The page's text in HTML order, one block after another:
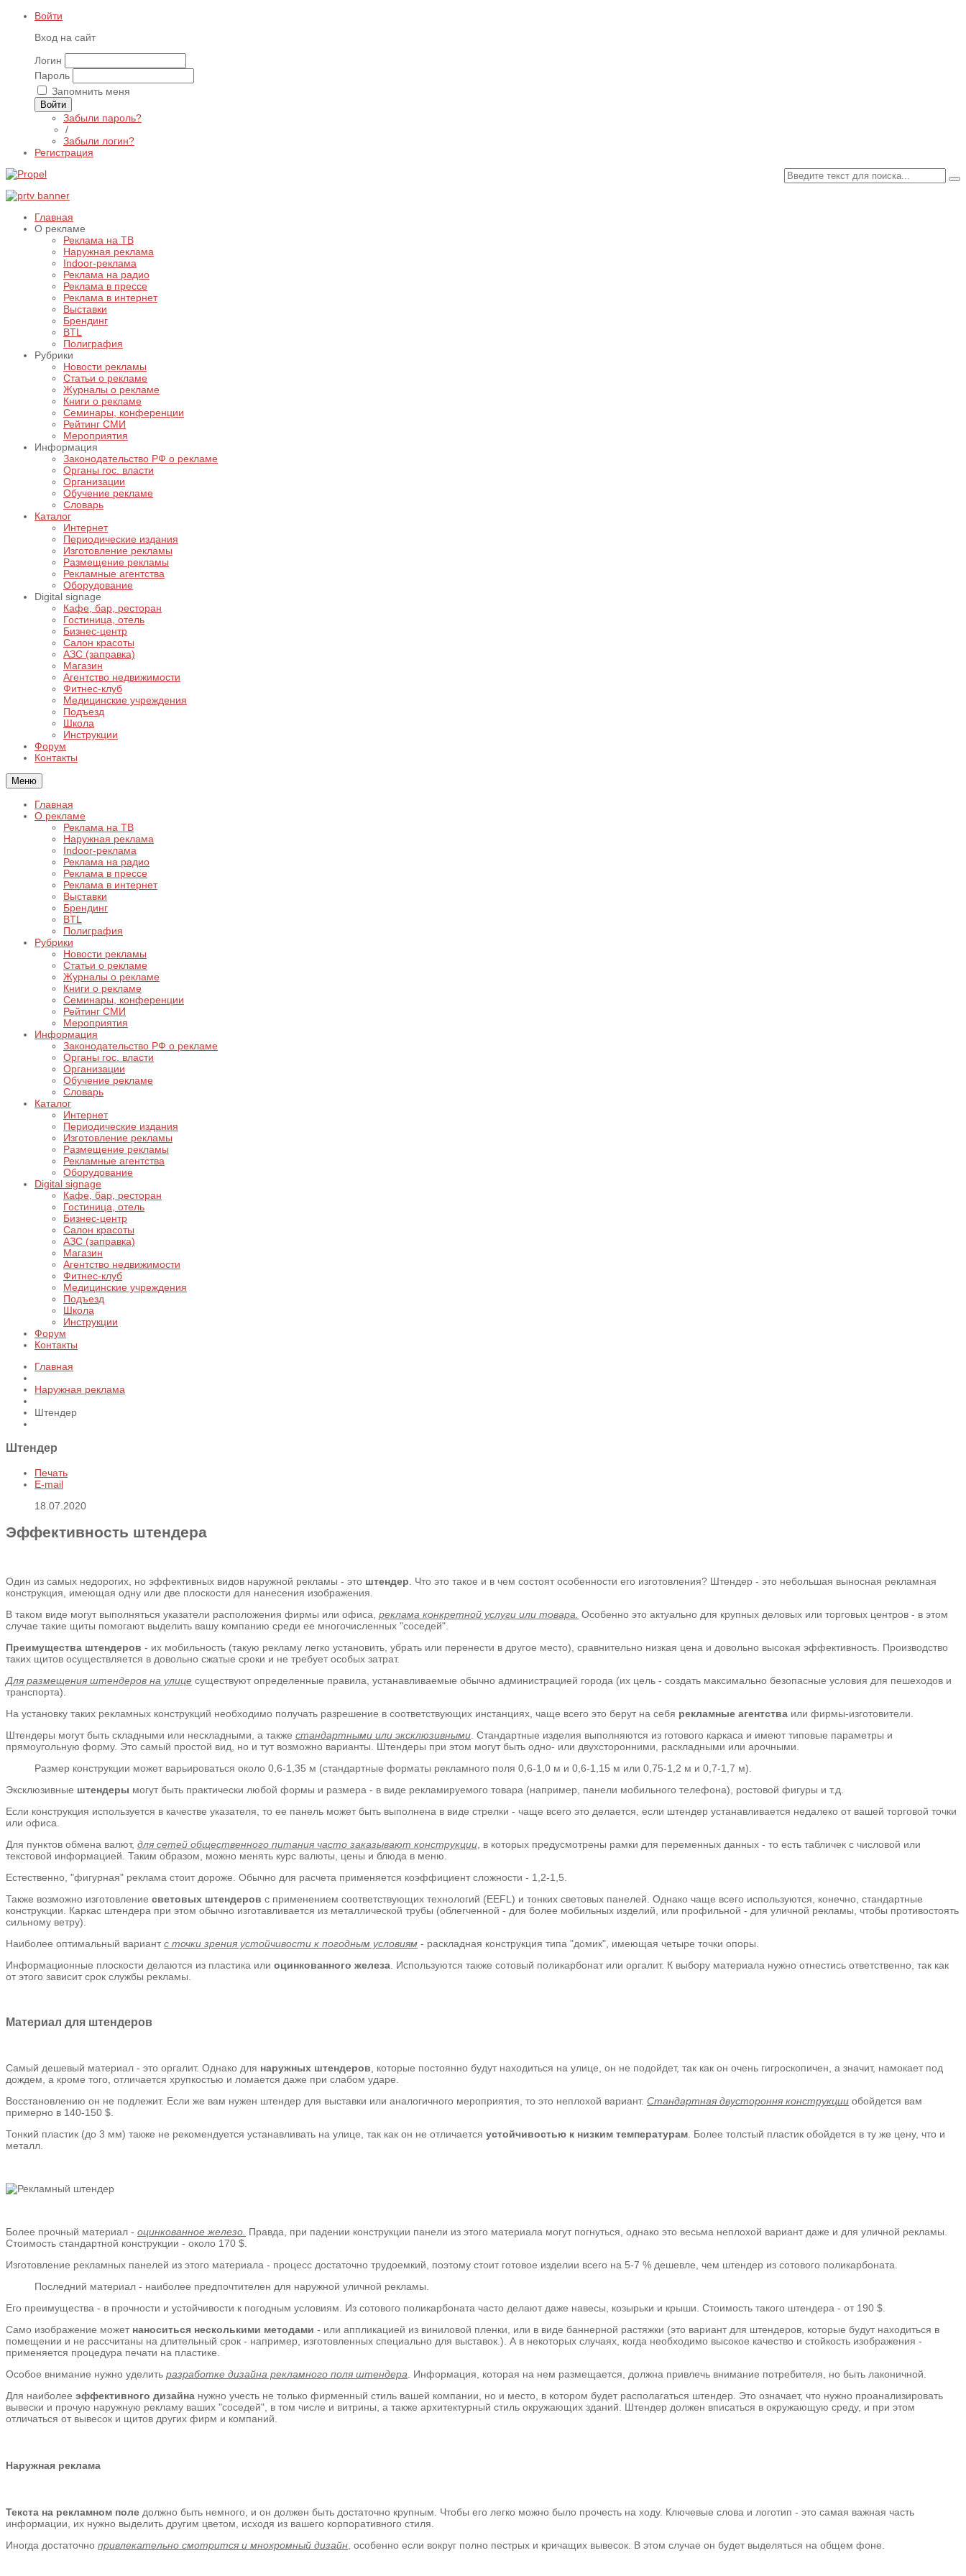
Войти
Вход на сайт
Логин
Пароль
Запомнить меня
Войти
Забыли пароль?
/
Забыли логин?
Регистрация
Главная
О рекламе
Реклама на ТВ
Наружная реклама
Indoor-реклама
Реклама на радио
Реклама в прессе
Реклама в интернет
Выставки
Брендинг
BTL
Полиграфия
Рубрики
Новости рекламы
Статьи о рекламе
Журналы о рекламе
Книги о рекламе
Семинары, конференции
Рейтинг СМИ
Мероприятия
Информация
Законодательство РФ о рекламе
Органы гос. власти
Организации
Обучение рекламе
Словарь
Каталог
Интернет
Периодические издания
Изготовление рекламы
Размещение рекламы
Рекламные агентства
Оборудование
Digital signage
Кафе, бар, ресторан
Гостиница, отель
Бизнес-центр
Салон красоты
АЗС (заправка)
Магазин
Агентство недвижимости
Фитнес-клуб
Медицинские учреждения
Подъезд
Школа
Инструкции
Форум
Контакты
Меню
Главная
О рекламе
Реклама на ТВ
Наружная реклама
Indoor-реклама
Реклама на радио
Реклама в прессе
Реклама в интернет
Выставки
Брендинг
BTL
Полиграфия
Рубрики
Новости рекламы
Статьи о рекламе
Журналы о рекламе
Книги о рекламе
Семинары, конференции
Рейтинг СМИ
Мероприятия
Информация
Законодательство РФ о рекламе
Органы гос. власти
Организации
Обучение рекламе
Словарь
Каталог
Интернет
Периодические издания
Изготовление рекламы
Размещение рекламы
Рекламные агентства
Оборудование
Digital signage
Кафе, бар, ресторан
Гостиница, отель
Бизнес-центр
Салон красоты
АЗС (заправка)
Магазин
Агентство недвижимости
Фитнес-клуб
Медицинские учреждения
Подъезд
Школа
Инструкции
Форум
Контакты
Главная
Наружная реклама
Штендер
Штендер
Печать
E-mail
18.07.2020
Эффективность штендера
Один из самых недорогих, но эффективных видов наружной рекламы - это штендер . Что это такое и в чем состоят особенности его изготовления? Штендер - это небольшая выносная рекламная
конструкция, имеющая одну или две плоскости для нанесения изображения.
В таком виде могут выполняться указатели расположения фирмы или офиса, реклама конкретной услуги или товара. Особенно это актуально для крупных деловых или торговых центров - в этом
случае такие щиты помогают выделить вашу компанию среди ее многочисленных "соседей".
Преимущества штендеров - их мобильность (такую рекламу легко установить, убрать или перенести в другое место), сравнительно низкая цена и довольно высокая эффективность. Производство
таких щитов осуществляется в довольно сжатые сроки и не требует особых затрат.
Для размещения штендеров на улице существуют определенные правила, устанавливаемые обычно администрацией города (их цель - создать максимально безопасные условия для пешеходов и
транспорта).
На установку таких рекламных конструкций необходимо получать разрешение в соответствующих инстанциях, чаще всего это берут на себя рекламные агентства или фирмы-изготовители.
Штендеры могут быть складными или нескладными, а также стандартными или эксклюзивными . Стандартные изделия выполняются из готового каркаса и имеют типовые параметры и
прямоугольную форму. Это самый простой вид, но и тут возможно варианты. Штендеры при этом могут быть одно- или двухсторонними, раскладными или арочными.
Размер конструкции может варьироваться около 0,6-1,35 м (стандартные форматы рекламного поля 0,6-1,0 м и 0,6-1,15 м или 0,75-1,2 м и 0,7-1,7 м).
Эксклюзивные штендеры могут быть практически любой формы и размера - в виде рекламируемого товара (например, панели мобильного телефона), ростовой фигуры и т.д.
Если конструкция используется в качестве указателя, то ее панель может быть выполнена в виде стрелки - чаще всего это делается, если штендер устанавливается недалеко от вашей торговой точки
или офиса.
Для пунктов обмена валют, для сетей общественного питания часто заказывают конструкции , в которых предусмотрены рамки для переменных данных - то есть табличек с числовой или
текстовой информацией. Таким образом, можно менять курс валюты, цены и блюда в меню.
Естественно, "фигурная" реклама стоит дороже. Обычно для расчета применяется коэффициент сложности - 1,2-1,5.
Также возможно изготовление световых штендеров с применением соответствующих технологий (EEFL) и тонких световых панелей. Однако чаще всего используются, конечно, стандартные
конструкции. Каркас штендера при этом обычно изготавливается из металлической трубы (облегченной - для более мобильных изделий, или профильной - для уличной рекламы, чтобы противостоять
сильному ветру).
Наиболее оптимальный вариантс точки зрения устойчивости к погодным условиям - раскладная конструкция типа "домик", имеющая четыре точки опоры.
Информационные плоскости делаются из пластика или оцинкованного железа . Используются также сотовый поликарбонат или оргалит. К выбору материала нужно отнестись ответственно, так как
от этого зависит срок службы рекламы.
Материал для штендеров
Самый дешевый материал - это оргалит. Однако для наружных штендеров, которые постоянно будут находиться на улице, он не подойдет, так как он очень гигроскопичен, а значит, намокает под
дождем, а кроме того, отличается хрупкостью и ломается даже при слабом ударе.
Восстановлению он не подлежит. Если же вам нужен штендер для выставки или аналогичного мероприятия, то это неплохой вариант. Стандартная двустороння конструкции обойдется вам
примерно в 140-150 $.
Тонкий пластик (до 3 мм) также не рекомендуется устанавливать на улице, так как он не отличается устойчивостью к низким температурам. Более толстый пластик обойдется в ту же цену, что и
металл.
Более прочный материал - оцинкованное железо. Правда, при падении конструкции панели из этого материала могут погнуться, однако это весьма неплохой вариант даже и для уличной рекламы.
Стоимость стандартной конструкции - около 170 $.
Изготовление рекламных панелей из этого материала - процесс достаточно трудоемкий, поэтому стоит готовое изделии всего на 5-7 % дешевле, чем штендер из сотового поликарбоната.
Последний материал - наиболее предпочтителен для наружной уличной рекламы.
Его преимущества - в прочности и устойчивости к погодным условиям. Из сотового поликарбоната часто делают даже навесы, козырьки и крыши. Стоимость такого штендера - от 190 $.
Само изображение может наноситься несколькими методами - или аппликацией из виниловой пленки, или в виде баннерной растяжки (это вариант для штендеров, которые будут находиться в
помещении и не рассчитаны на длительный срок - например, изготовленных специально для выставок.). А в некоторых случаях, когда необходимо высокое качество и стойкость изображения -
применяется процедура печати на пластике.
Особое внимание нужно уделить разработке дизайна рекламного поля штендера. Информация, которая на нем размещается, должна привлечь внимание потребителя, но быть лаконичной.
Для наиболее эффективного дизайна нужно учесть не только фирменный стиль вашей компании, но и место, в котором будет располагаться штендер. Это означает, что нужно проанализировать
вывески и прочую наружную рекламу ваших "соседей", в том числе и витрины, а также архитектурный стиль окружающих зданий. Штендер должен вписаться в окружающую среду, и при этом
отличаться от вывесок и щитов других фирм и компаний.
Наружная реклама
Текста на рекламном поле должно быть немного, и он должен быть достаточно крупным. Чтобы его легко можно было прочесть на ходу. Ключевые слова и логотип - это самая важная часть
информации, их нужно выделить другим цветом, исходя из вашего корпоративного стиля.
Иногда достаточно привлекательно смотрится и мнохромный дизайн , особенно если вокруг полно пестрых и кричащих вывесок. В этом случае он будет выделяться на общем фоне.